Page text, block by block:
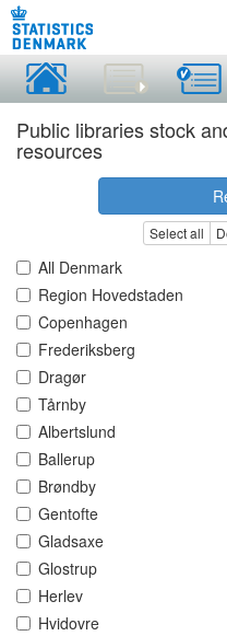
Public libraries stock
resources
Select all
All Denmark
Region Hovedstaden
Copenhagen
Frederiksberg
Dragør
Tårnby
Albertslund
Ballerup
Brøndby
Gentofte
Gladsaxe
Glostrup
Herlev
Hvidovre